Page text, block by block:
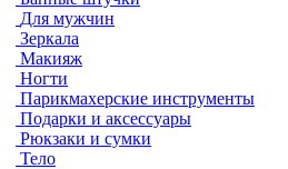
Для мужчин
Зеркала
Макияж
Ногти
Парикмахерские инструменты
Подарки и аксессуары
Рюкзаки и сумки
Тело